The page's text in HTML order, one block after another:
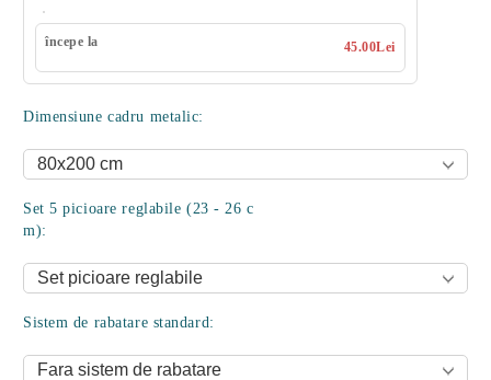
începe la 45.00Lei
Dimensiune cadru metalic:
Set 5 picioare reglabile (23 - 26 c
m):
Sistem de rabatare standard: